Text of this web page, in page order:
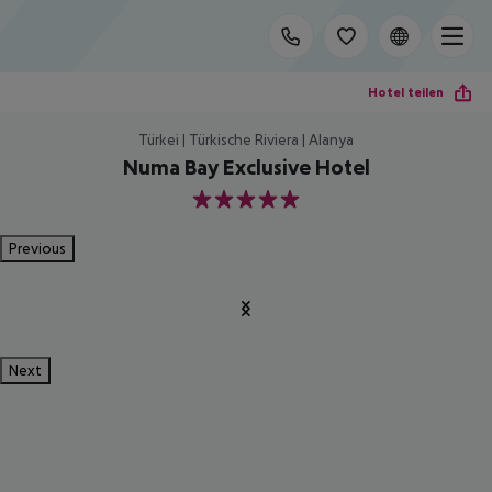
Hotel teilen
Türkei | Türkische Riviera | Alanya
Numa Bay Exclusive Hotel
5
Previous
Next